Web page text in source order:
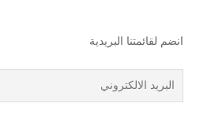
انضم لقائمتنا البريدية